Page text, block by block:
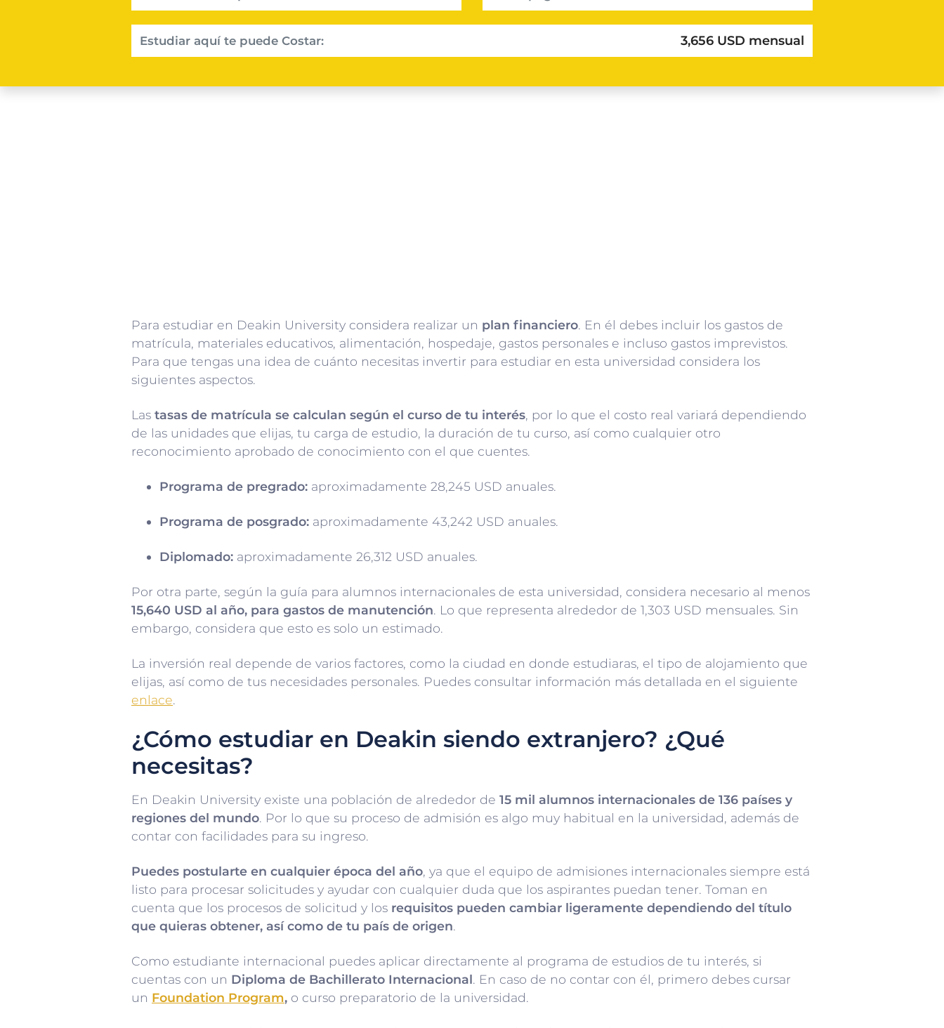
Estudiar aquí te puede Costar: 3,656 USD mensual
Para estudiar en Deakin University considera realizar un plan financiero. En él debes incluir los gastos de
matrícula, materiales educativos, alimentación, hospedaje, gastos personales e incluso gastos imprevistos.
Para que tengas una idea de cuánto necesitas invertir para estudiar en esta universidad considera los
siguientes aspectos.
Las tasas de matrícula se calculan según el curso de tu interés, por lo que el costo real variará dependiendo
de las unidades que elijas, tu carga de estudio, la duración de tu curso, así como cualquier otro
reconocimiento aprobado de conocimiento con el que cuentes.
Programa de pregrado: aproximadamente 28,245 USD anuales.
Programa de posgrado: aproximadamente 43,242 USD anuales.
Diplomado: aproximadamente 26,312 USD anuales.
Por otra parte, según la guía para alumnos internacionales de esta universidad, considera necesario al menos
15,640 USD al año, para gastos de manutención. Lo que representa alrededor de 1,303 USD mensuales. Sin
embargo, considera que esto es solo un estimado.
La inversión real depende de varios factores, como la ciudad en donde estudiaras, el tipo de alojamiento que
elijas, así como de tus necesidades personales. Puedes consultar información más detallada en el siguiente
enlace.
¿Cómo estudiar en Deakin siendo extranjero? ¿Qué
necesitas?
En Deakin University existe una población de alrededor de 15 mil alumnos internacionales de 136 países y
regiones del mundo. Por lo que su proceso de admisión es algo muy habitual en la universidad, además de
contar con facilidades para su ingreso.
Puedes postularte en cualquier época del año, ya que el equipo de admisiones internacionales siempre está
listo para procesar solicitudes y ayudar con cualquier duda que los aspirantes puedan tener. Toman en
cuenta que los procesos de solicitud y los requisitos pueden cambiar ligeramente dependiendo del título
que quieras obtener, así como de tu país de origen.
Como estudiante internacional puedes aplicar directamente al programa de estudios de tu interés, si
cuentas con un Diploma de Bachillerato Internacional. En caso de no contar con él, primero debes cursar
un Foundation Program, o curso preparatorio de la universidad.